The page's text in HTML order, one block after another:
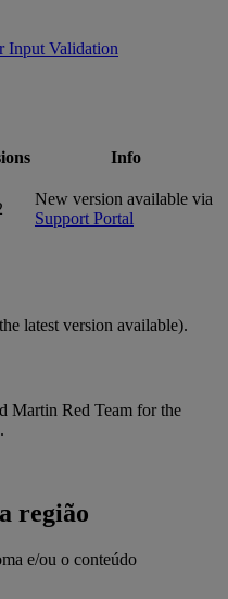
Input Validation
Info
New version available via
Support Portal
latest version available).
Martin Red Team for the
região
e/ou o conteúdo